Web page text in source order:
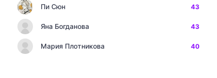
Пи Сюн 43
Яна Богданова 43
Мария Плотникова 40